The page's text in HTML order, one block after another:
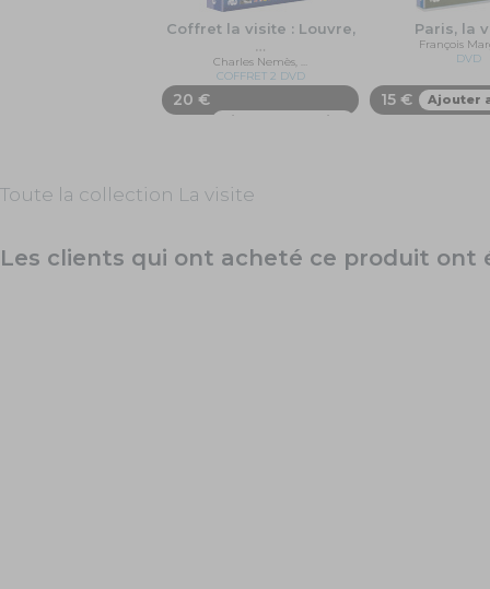
Coffret la visite : Louvre,
…
Charles Nemès, …
COFFRET 2 DVD
20 €
Ajouter au panier
Paris, la
François
DVD
15 € Ajouter
Toute la collection La visite
Les clients qui ont acheté ce produit ont